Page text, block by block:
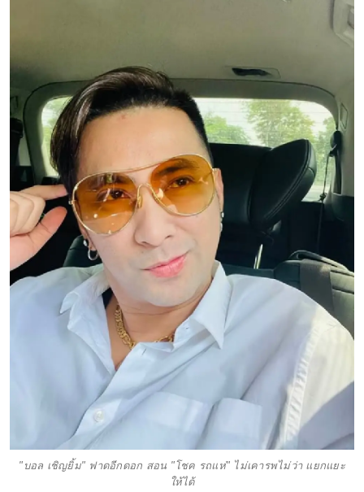
"บอล เชิญยิ้ม" ฟาดอีกดอก สอน "โชค รถแห่" ไม่เคารพไม่ว่า แยกแยะ
ให้ได้